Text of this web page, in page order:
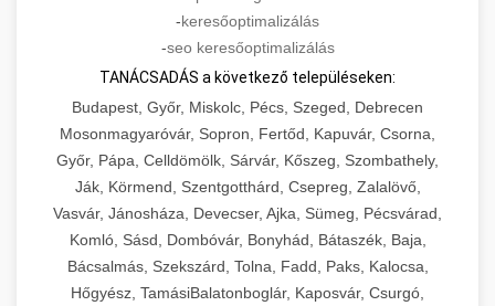
-keresőoptimalizálás
-seo keresőoptimalizálás
TANÁCSADÁS a következő településeken:
Budapest, Győr, Miskolc, Pécs, Szeged, Debrecen
Mosonmagyaróvár, Sopron, Fertőd, Kapuvár, Csorna,
Győr, Pápa, Celldömölk, Sárvár, Kőszeg, Szombathely,
Ják, Körmend, Szentgotthárd, Csepreg, Zalalövő,
Vasvár, Jánosháza, Devecser, Ajka, Sümeg, Pécsvárad,
Komló, Sásd, Dombóvár, Bonyhád, Bátaszék, Baja,
Bácsalmás, Szekszárd, Tolna, Fadd, Paks, Kalocsa,
Hőgyész, TamásiBalatonboglár, Kaposvár, Csurgó,